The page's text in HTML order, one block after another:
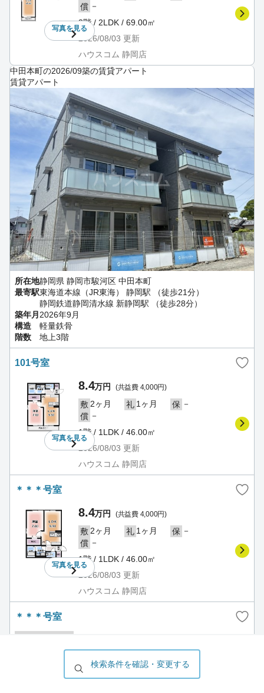
写真を見る
償 －
3階 / 2LDK / 69.00㎡
2026/08/03 更新
ハウスコム 静岡店
中田本町の2026/09築の賃貸アパート
賃貸アパート
所在地静岡県 静岡市駿河区 中田本町
最寄駅東海道本線（JR東海） 静岡駅 （徒歩21分）
静岡鉄道静岡清水線 新静岡駅 （徒歩28分）
築年月 2026年9月
構造
軽量鉄骨
階数
地上3階
101号室
写真を見る
8.4万円 (共益費 4,000円)
敷 2ヶ月 礼 1ヶ月 保 －
償 －
1階 / 1LDK / 46.00㎡
2026/08/03 更新
ハウスコム 静岡店
＊＊＊号室
写真を見る
8.4万円 (共益費 4,000円)
敷 2ヶ月 礼 1ヶ月 保 －
償 －
1階 / 1LDK / 46.00㎡
2026/08/03 更新
ハウスコム 静岡店
＊＊＊号室
償
－
検索条件を確認・変更する